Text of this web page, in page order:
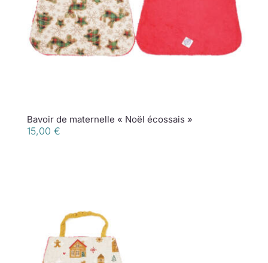
Bavoir de maternelle « Noël écossais »
15,00 €